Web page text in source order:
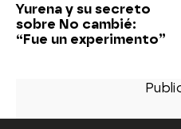
Yurena y su secreto
sobre No cambié:
“Fue un experimento”